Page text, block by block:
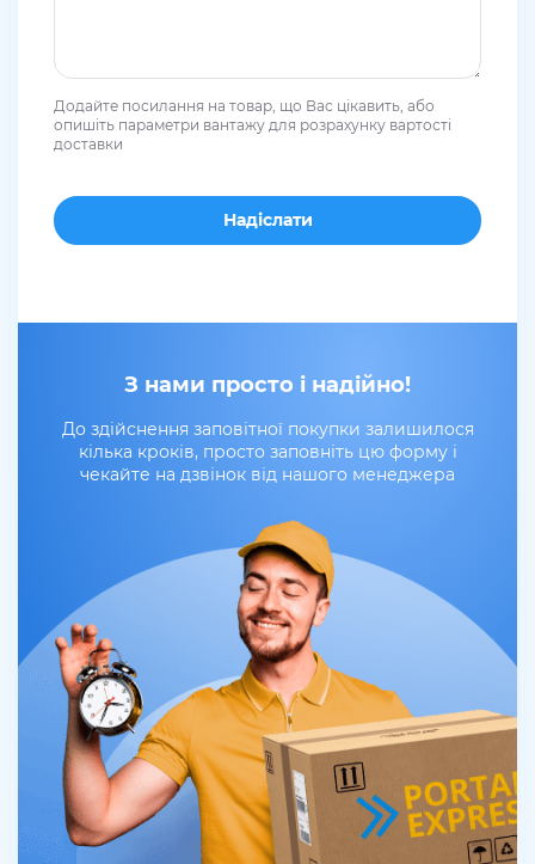
З нами просто і надійно!
До здійснення заповітної покупки залишилося
кілька кроків, просто заповніть цю форму і
чекайте на дзвінок від нашого менеджера
Додайте посилання на товар, що Вас цікавить, або
опишіть параметри вантажу для розрахунку вартості
доставки